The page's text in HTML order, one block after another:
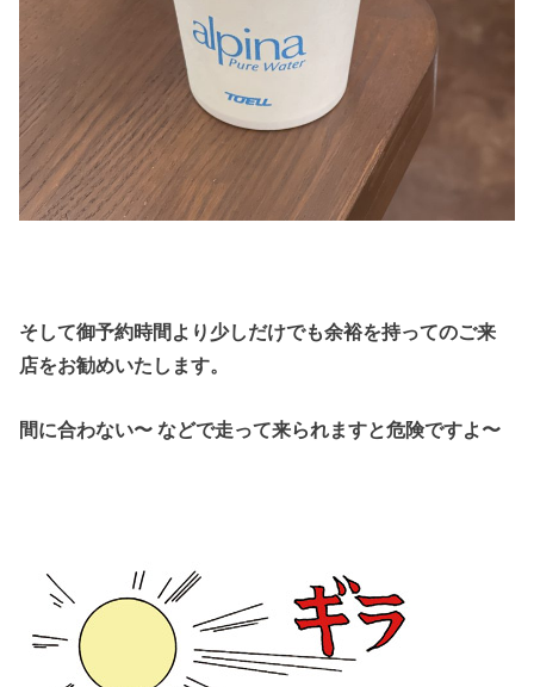
そして御予約時間より少しだけでも余裕を持ってのご来
店をお勧めいたします。
間に合わない〜 などで走って来られますと危険ですよ〜